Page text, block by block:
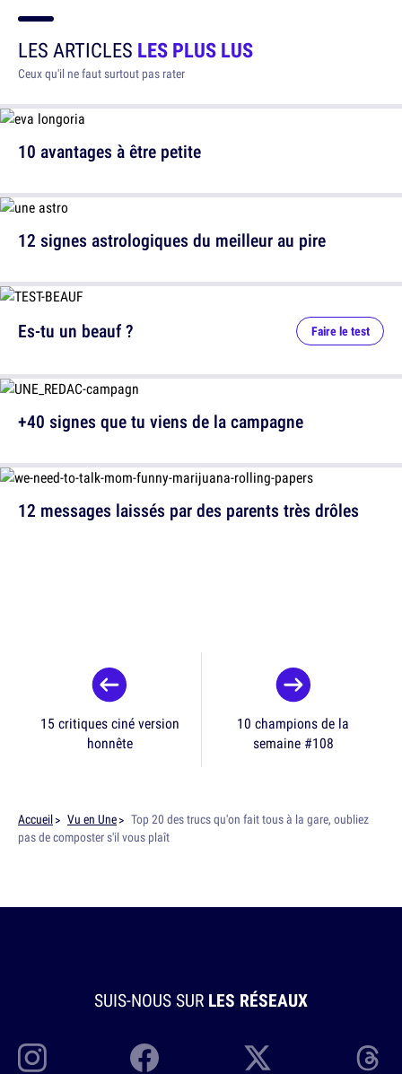
LES ARTICLES LES PLUS LUS
Ceux qu'il ne faut surtout pas rater
10 avantages à être petite
12 signes astrologiques du meilleur au pire
12 messages laissés par des parents très drôles
Es-tu un beauf ? Faire le test
+40 signes que tu viens de la campagne
15 critiques ciné version
honnête
10 champions de la
semaine #108
Accueil Vu en Une
Top 20 des trucs qu'on fait tous à la gare, oubliez
pas de composter s'il vous plaît
SUIS-NOUS SUR LES RÉSEAUX